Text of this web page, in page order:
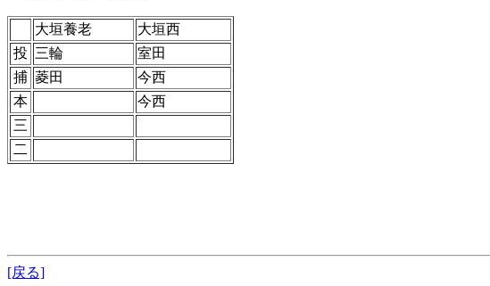
大垣養老
大垣西
投 三輪
室田
捕 菱田
今西
本
今西
三
二
[戻る]